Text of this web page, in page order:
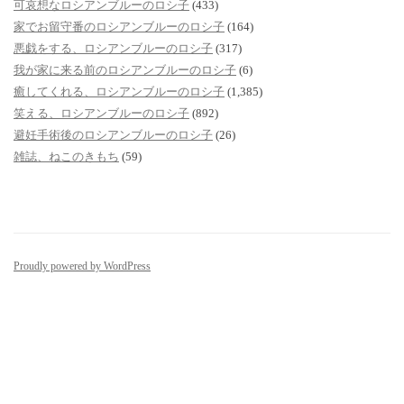
可哀想なロシアンブルーのロシ子 (433)
家でお留守番のロシアンブルーのロシ子 (164)
悪戯をする、ロシアンブルーのロシ子 (317)
我が家に来る前のロシアンブルーのロシ子 (6)
癒してくれる、ロシアンブルーのロシ子 (1,385)
笑える、ロシアンブルーのロシ子 (892)
避妊手術後のロシアンブルーのロシ子 (26)
雑誌、ねこのきもち (59)
Proudly powered by WordPress